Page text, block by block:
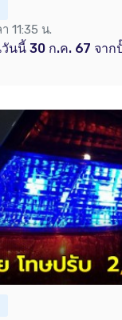
11:35 น.
นนี้ 30 ก.ค. 67 จา